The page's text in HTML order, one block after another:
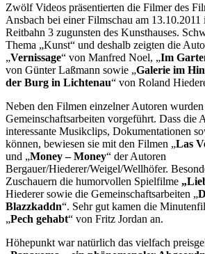
Zwölf Videos präsentierten die Filmer des
Ansbach bei einer Filmschau am 13.10.2011
Reitbahn 3 zugunsten des Kunsthauses.
Thema „Kunst“ und deshalb zeigten die
„Vernissage“ von Manfred Noel, „Im
von Günter Laßmann sowie „Galerie im
der Burg in Lichtenau“ von Roland
Neben den Filmen einzelner Autoren
Gemeinschaftsarbeiten vorgeführt. Dass die
interessante Musikclips, Dokumentationen
können, bewiesen sie mit den Filmen „Las
und „Money – Money“ der Autoren
Bergauer/Hiederer/Weigel/Wellhöfer.
Zuschauern die humorvollen Spielfilme
Hiederer sowie die Gemeinschaftsarbeiten „
Blazzkaddn“. Sehr gut kamen die
„Pech gehabt“ von Fritz Jordan an.
Höhepunkt war natürlich das vielfach